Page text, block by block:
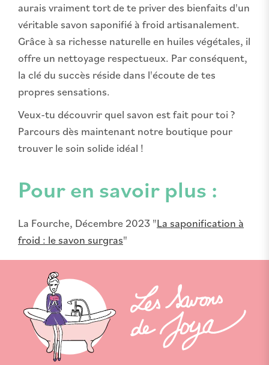
aurais vraiment tort de te priver des bienfaits d'un
véritable savon saponifié à froid artisanalement.
Grâce à sa richesse naturelle en huiles végétales, il
offre un nettoyage respectueux. Par conséquent,
la clé du succès réside dans l'écoute de tes
propres sensations.
Veux-tu découvrir quel savon est fait pour toi ?
Parcours dès maintenant notre boutique pour
trouver le soin solide idéal !
Pour en savoir plus :
La Fourche, Décembre 2023 "La saponification à
froid : le savon surgras"